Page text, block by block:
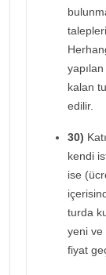
kalan
edilir.
30)
kendi
ise
turda
yeni ve
fiyat